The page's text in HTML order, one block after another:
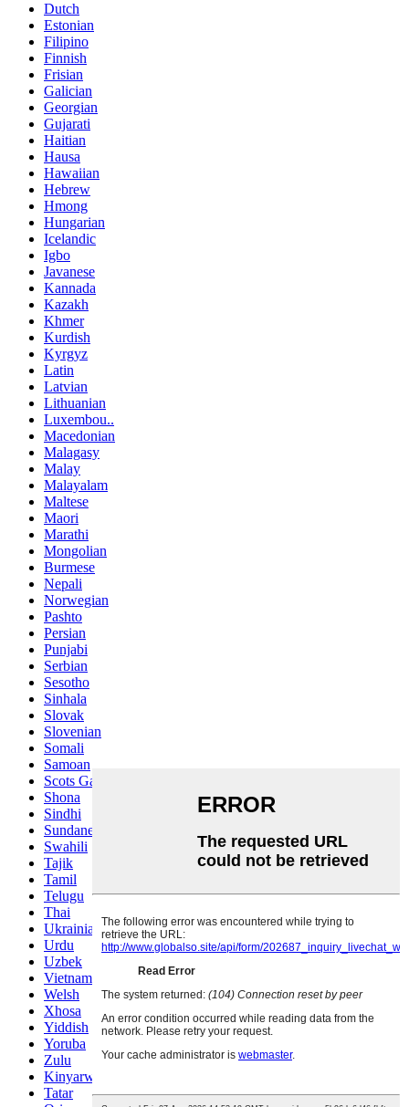
Dutch
Estonian
Filipino
Finnish
Frisian
Galician
Georgian
Gujarati
Haitian
Hausa
Hawaiian
Hebrew
Hmong
Hungarian
Icelandic
Igbo
Javanese
Kannada
Kazakh
Khmer
Kurdish
Kyrgyz
Latin
Latvian
Lithuanian
Luxembou..
Macedonian
Malagasy
Malay
Malayalam
Maltese
Maori
Marathi
Mongolian
Burmese
Nepali
Norwegian
Pashto
Persian
Punjabi
Serbian
Sesotho
Sinhala
Slovak
Slovenian
Somali
Samoan
Scots Gaelic
Shona
Sindhi
Sundanese
Swahili
Tajik
Tamil
Telugu
Thai
Ukrainian
Urdu
Uzbek
Vietnamese
Welsh
Xhosa
Yiddish
Yoruba
Zulu
Kinyarwanda
Tatar